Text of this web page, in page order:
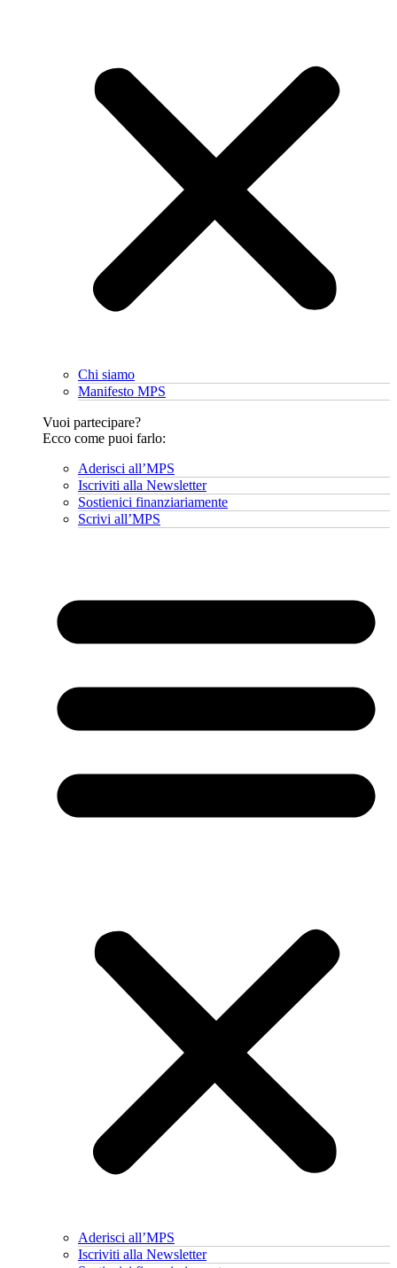
Chi siamo
Manifesto MPS
Vuoi partecipare?
Ecco come puoi farlo:
Aderisci all’MPS
Iscriviti alla Newsletter
Sostienici finanziariamente
Scrivi all’MPS
Aderisci all’MPS
Iscriviti alla Newsletter